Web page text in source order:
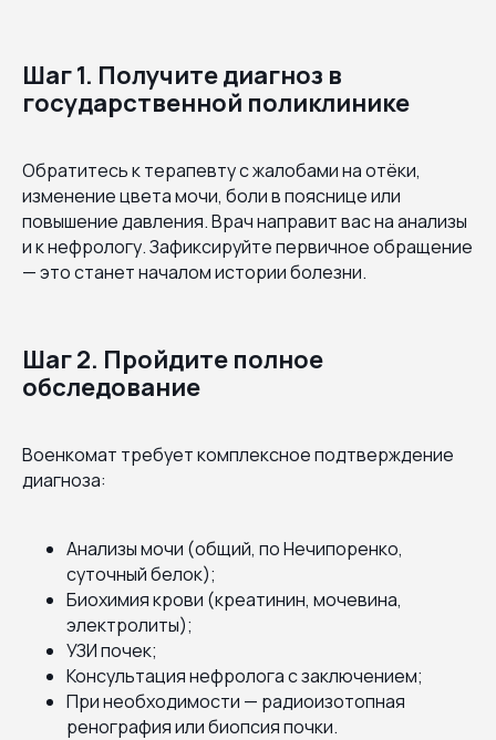
Шаг 1. Получите диагноз в
государственной поликлинике
Обратитесь к терапевту с жалобами на отёки,
изменение цвета мочи, боли в пояснице или
повышение давления. Врач направит вас на анализы
и к нефрологу. Зафиксируйте первичное обращение
— это станет началом истории болезни.
Шаг 2. Пройдите полное
обследование
Военкомат требует комплексное подтверждение
диагноза:
Анализы мочи (общий, по Нечипоренко,
суточный белок);
Биохимия крови (креатинин, мочевина,
электролиты);
УЗИ почек;
Консультация нефролога с заключением;
При необходимости — радиоизотопная
ренография или биопсия почки.